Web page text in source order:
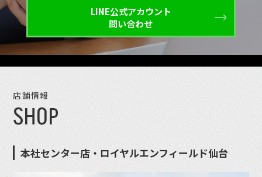
LINE公式アカウント
問い合わせ
店舗情報
SHOP
本社センター店・ロイヤルエンフィールド仙台